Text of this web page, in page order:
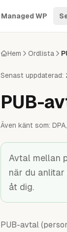
Managed WP
Hem Ordlista
Senast uppdaterad:
PUB-
Även känt som:
Avtal mellan
när du anlitar
åt dig.
PUB-avtal